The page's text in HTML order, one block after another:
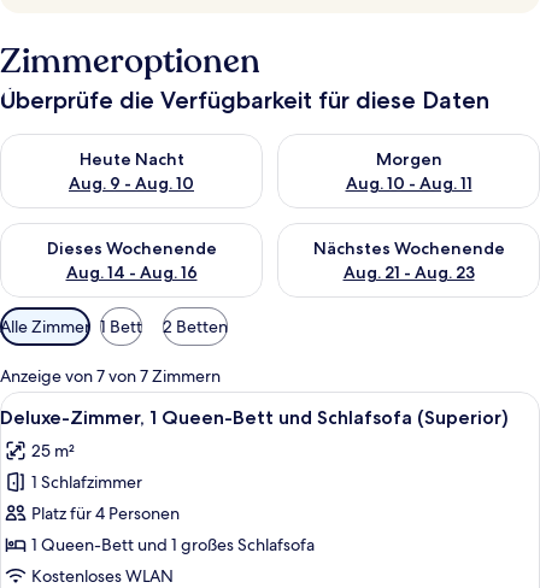
Zimmeroptionen
Überprüfe die Verfügbarkeit für diese Daten
Heute Nacht
Aug. 9 - Aug. 10
Überprüfe die Verfügbarkeit für heute Nacht, Aug. 9 - Aug.
Morgen
Aug. 10 - Aug. 11
Überprüfe die Verfügbarkeit
Dieses Wochenende
Aug. 14 - Aug. 16
Überprüfe die Verfügbarkeit für dieses Wochenende, Aug. 14
Nächstes Wochenende
Aug. 21 - Aug. 23
Überprüfe die Verfügbarkeit
Verfügbare
Filter
für
Zimmer
Alle Zimmer 1 Bett 2 Betten
Anzeige von 7 von 7 Zimmern
Alle
Fotos
für
Deluxe-
Zimmer,
1 Queen-
Bett
Ein Hotelzimmer mit Bett,
9
Deluxe-Zimmer, 1 Queen-Bett und Schlafsofa (Superior)
25 m²
1 Schlafzimmer
Platz für 4 Personen
1 Queen-Bett und 1 großes Schlafsofa
Kostenloses WLAN